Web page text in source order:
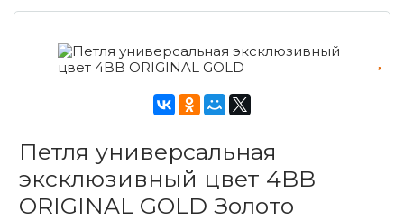
Петля универсальная
эксклюзивный цвет 4BB
ORIGINAL GOLD Золото